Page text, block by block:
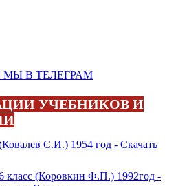
УЧЕБНИКОВ И